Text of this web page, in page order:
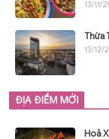
13/11/
Thừa
13/12/
ĐỊA ĐIỂM MỚI
Hoả